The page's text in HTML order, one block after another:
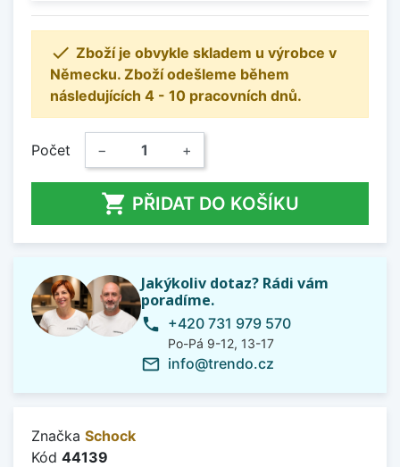
 Zboží je obvykle skladem u výrobce v
Německu. Zboží odešleme během
následujících 4 - 10 pracovních dnů.
Počet − +
 PŘIDAT DO KOŠÍKU
Jakýkoliv dotaz? Rádi vám
poradíme.
phone +420 731 979 570
Po-Pá 9-12, 13-17
mail_outline info@trendo.cz
Značka Schock
Kód 44139